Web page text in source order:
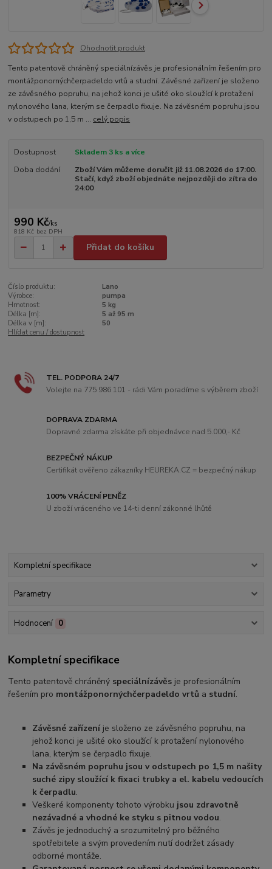
Ohodnotit produkt
Tento patentově chráněný speciálnízávěs je profesionálním řešením pro
montážponornýchčerpadeldo vrtů a studní. Závěsné zařízení je složeno
ze závěsného popruhu, na jehož konci je ušité oko sloužící k protažení
nylonového lana, kterým se čerpadlo fixuje. Na závěsném popruhu jsou
v odstupech po 1,5 m ... celý popis
Dostupnost
Skladem 3 ks a více
Doba dodání
Zboží Vám můžeme doručit již 11.08.2026 do 17:00.
Stačí, když zboží objednáte nejpozději do zítra do
24:00
990 Kč/ks
818 Kč bez DPH
Přidat do košíku
Číslo produktu:
Lano
Výrobce:
pumpa
Hmotnost:
5 kg
Délka [m]:
5 až 95 m
Délka v [m]:
50
Hlídat cenu / dostupnost
TEL. PODPORA 24/7
Volejte na 775 986 101 - rádi Vám poradíme s výběrem zboží
DOPRAVA ZDARMA
Dopravné zdarma získáte při objednávce nad 5.000,- Kč
BEZPEČNÝ NÁKUP
Certifikát ověřeno zákazníky HEUREKA.CZ = bezpečný nákup
100% VRÁCENÍ PENĚZ
U zboží vráceného ve 14-ti denní zákonné lhůtě
Kompletní specifikace
Parametry
Hodnocení 0
Kompletní specifikace
Tento patentově chráněný speciálnízávěs je profesionálním
řešením pro montážponornýchčerpadeldo vrtů a studní.
Závěsné zařízení je složeno ze závěsného popruhu, na
jehož konci je ušité oko sloužící k protažení nylonového
lana, kterým se čerpadlo fixuje.
Na závěsném popruhu jsou v odstupech po 1,5 m našity
suché zipy sloužící k fixaci trubky a el. kabelu vedoucích
k čerpadlu.
Veškeré komponenty tohoto výrobku jsou zdravotně
nezávadné a vhodné ke styku s pitnou vodou.
Závěs je jednoduchý a srozumitelný pro běžného
spotřebitele a svým provedením nutí dodržet zásady
odborné montáže.